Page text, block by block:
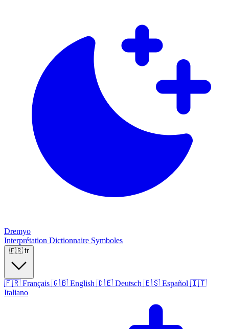
Dremyo
Interprétation Dictionnaire Symboles
🇫🇷 fr
🇫🇷 Français 🇬🇧 English 🇩🇪 Deutsch 🇪🇸 Español 🇮🇹
Italiano